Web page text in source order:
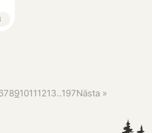
78910111213..197Nästa »